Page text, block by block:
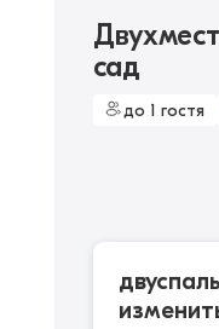
сад
до 1 гостя